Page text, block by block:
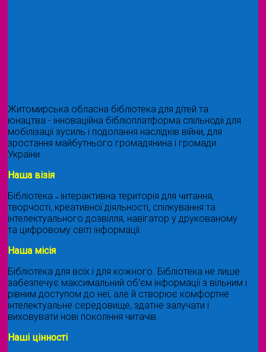
Житомирська обласна бібліотека для дітей та
юнацтва - інноваційна бібліоплатформа спільнодії для
мобілізації зусиль і подолання наслідків війни, для
зростання майбутнього громадянина і громади
України.
Наша візія
Бібліотека ˗ інтерактивна територія для читання,
творчості, креативної діяльності, спілкування та
інтелектуального дозвілля, навігатор у друкованому
та цифровому світі інформації.
Наша місія
Бібліотека для всіх і для кожного. Бібліотека не лише
забезпечує максимальний об'єм інформації з вільним і
рівним доступом до неї, але й створює комфортне
інтелектуальне середовище, здатне залучати і
виховувати нові покоління читачів.
Наші цінності